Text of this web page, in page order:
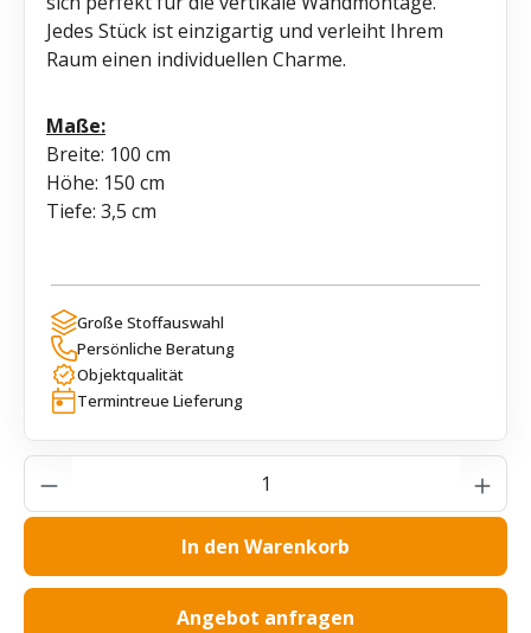
Jedes Stück ist einzigartig und verleiht Ihrem
Raum einen individuellen Charme.
Maße:
Breite: 100 cm
Höhe: 150 cm
Tiefe: 3,5 cm
Große Stoffauswahl
Persönliche Beratung
Objektqualität
Termintreue Lieferung
Produkt Anzahl: Gib den gewünschten
In den Warenkorb
Angebot anfragen